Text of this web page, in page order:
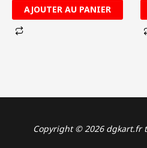
AJOUTER AU PANIER
Copyright © 2026 dgkart.fr